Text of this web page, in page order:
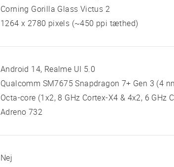
Corning Gorilla Glass Victus 2
1264 x 2780 pixels (~450 ppi tæthed)
Android 14, Realme UI 5.0
Qualcomm SM7675 Snapdragon 7+ Gen 3 (4
Octa-core (1x2, 8 GHz Cortex-X4 & 4x2, 6 GHz
Adreno 732
Nej